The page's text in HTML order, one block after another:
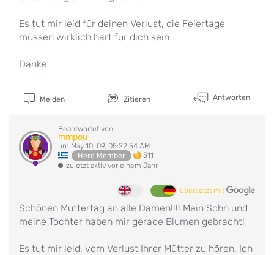
Es tut mir leid für deinen Verlust, die Feiertage
müssen wirklich hart für dich sein
Danke
Melden Zitieren Antworten
Beantwortet von
mmpou
um May 10, 09, 05:22:54 AM
Hero Member
511
zuletzt aktiv vor einem Jahr
übersetzt mit
Schönen Muttertag an alle Damen!!!! Mein Sohn und
meine Tochter haben mir gerade Blumen gebracht!
Es tut mir leid, vom Verlust Ihrer Mütter zu hören. Ich